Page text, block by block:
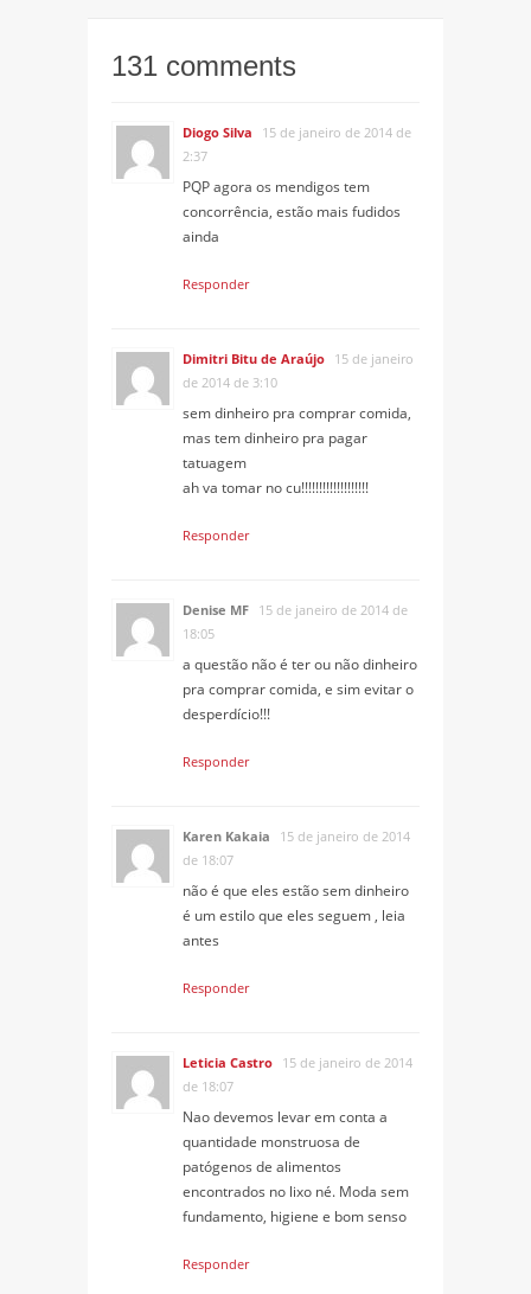
131 comments
Diogo Silva
15 de janeiro de 2014 de
2:37
PQP agora os mendigos tem
concorrência, estão mais fudidos
ainda
Responder
Dimitri Bitu de Araújo 15 de janeiro
de 2014 de 3:10
sem dinheiro pra comprar comida,
mas tem dinheiro pra pagar
tatuagem
ah va tomar no cu!!!!!!!!!!!!!!!!!!!
Responder
Denise MF 15 de janeiro de 2014 de
18:05
a questão não é ter ou não dinheiro
pra comprar comida, e sim evitar o
desperdício!!!
Responder
Karen Kakaia
15 de janeiro de 2014
de 18:07
não é que eles estão sem dinheiro
é um estilo que eles seguem , leia
antes
Responder
Leticia Castro 15 de janeiro de 2014
de 18:07
Nao devemos levar em conta a
quantidade monstruosa de
patógenos de alimentos
encontrados no lixo né. Moda sem
fundamento, higiene e bom senso
Responder